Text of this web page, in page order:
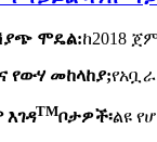
ሞዴል:ከ2018
የውሃ መከላከያ;
እገዳTMቦታዎች፡ልዩ